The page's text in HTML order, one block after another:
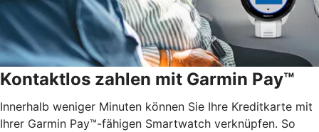
Kontaktlos zahlen mit Garmin Pay™
Innerhalb weniger Minuten können Sie Ihre Kreditkarte mit
Ihrer Garmin Pay™-fähigen Smartwatch verknüpfen. So